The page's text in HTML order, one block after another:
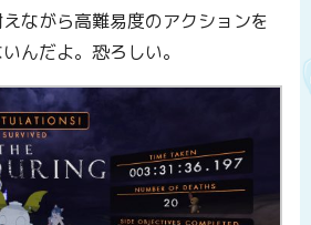
ながら高難易度のアクションを
んだよ。恐ろしい。